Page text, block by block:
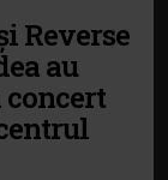
Reverse
au